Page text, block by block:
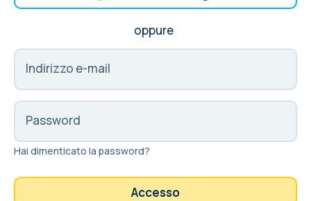
oppure
Indirizzo e-mail
Password
Hai dimenticato la password?
Accesso